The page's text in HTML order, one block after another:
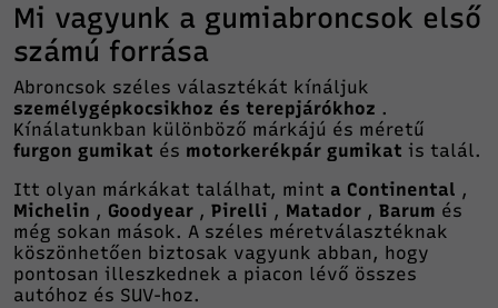
Mi vagyunk a gumiabroncsok első
számú forrása
Abroncsok széles választékát kínáljuk
személygépkocsikhoz és terepjárókhoz .
Kínálatunkban különböző márkájú és méretű
furgon gumikat és motorkerékpár gumikat is talál.
Itt olyan márkákat találhat, mint a Continental ,
Michelin , Goodyear , Pirelli , Matador , Barum és
még sokan mások. A széles méretválasztéknak
köszönhetően biztosak vagyunk abban, hogy
pontosan illeszkednek a piacon lévő összes
autóhoz és SUV-hoz.